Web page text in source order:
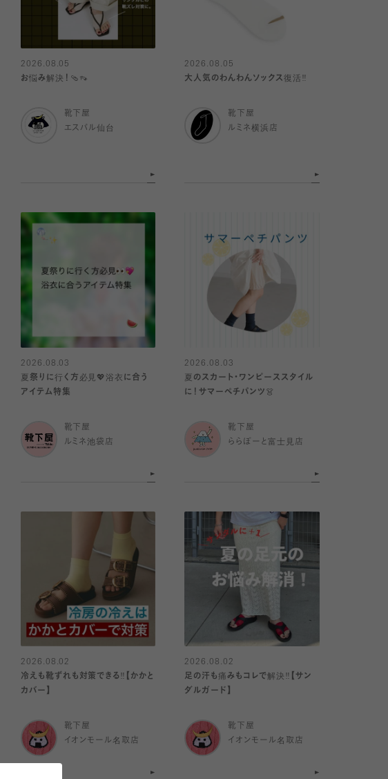
2026.08.05
お悩み解決！🩴👡
靴下屋
エスパル仙台
2026.08.05
大人気のわんわんソックス復活‼️
靴下屋
ルミネ横浜店
2026.08.03
夏祭りに行く方必見💖浴衣に合う
アイテム特集
靴下屋
ルミネ池袋店
2026.08.03
夏のスカート・ワンピーススタイル
に！サマーペチパンツ👗
靴下屋
ららぽーと富士見店
2026.08.02
冷えも靴ずれも対策できる‼️【かかと
カバー】
靴下屋
イオンモール名取店
2026.08.02
足の汗も痛みもコレで解決‼️【サン
ダルガード】
靴下屋
イオンモール名取店